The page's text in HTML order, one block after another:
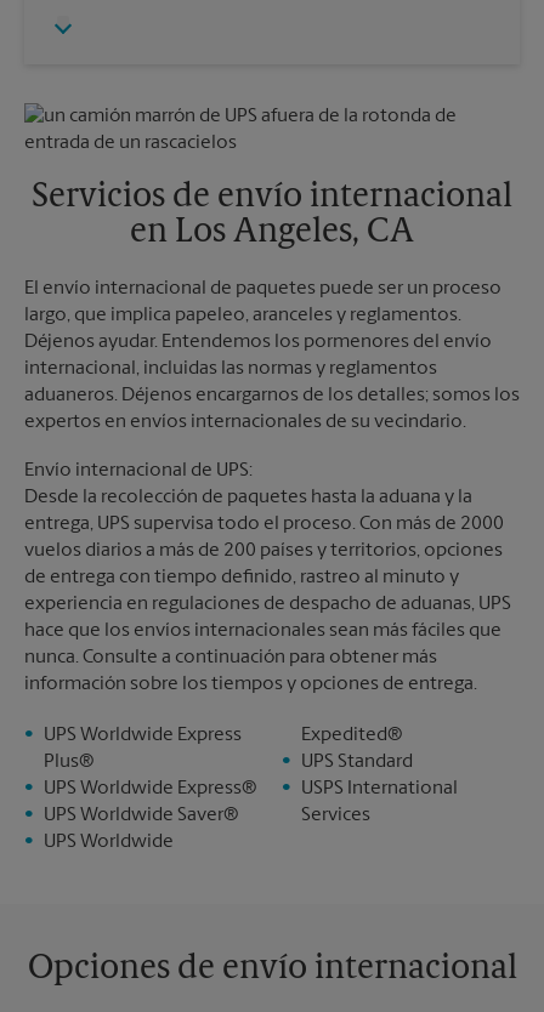
Viernes
Lunes
6:00 PM
Martes
6:00 PM
Servicios de envío internacional
en Los Angeles, CA
El envío internacional de paquetes puede ser un proceso
largo, que implica papeleo, aranceles y reglamentos.
Déjenos ayudar. Entendemos los pormenores del envío
internacional, incluidas las normas y reglamentos
aduaneros. Déjenos encargarnos de los detalles; somos los
expertos en envíos internacionales de su vecindario.
Envío internacional de UPS:
Desde la recolección de paquetes hasta la aduana y la
entrega, UPS supervisa todo el proceso. Con más de 2000
vuelos diarios a más de 200 países y territorios, opciones
de entrega con tiempo definido, rastreo al minuto y
experiencia en regulaciones de despacho de aduanas, UPS
hace que los envíos internacionales sean más fáciles que
nunca. Consulte a continuación para obtener más
información sobre los tiempos y opciones de entrega.
UPS Worldwide Express
Plus®
UPS Worldwide Express®
UPS Worldwide Saver®
UPS Worldwide
Expedited®
UPS Standard
USPS International
Services
Opciones de envío internacional